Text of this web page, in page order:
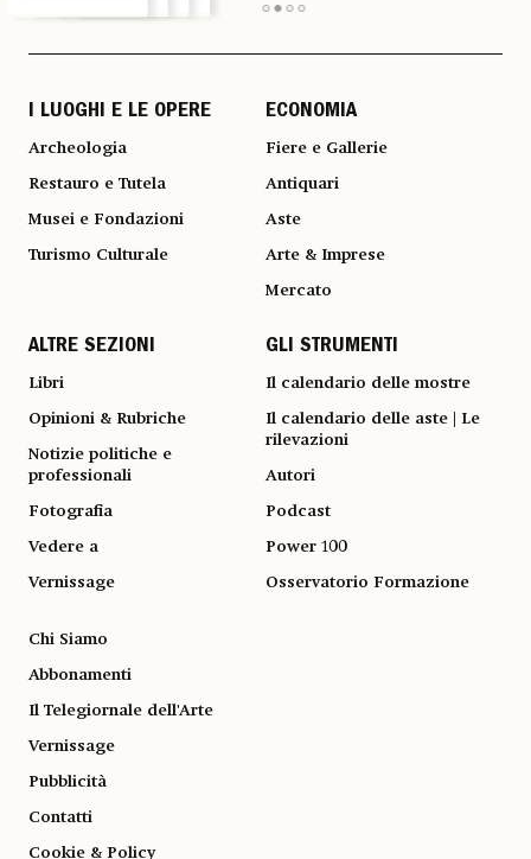
I LUOGHI E LE OPERE
Archeologia
Restauro e Tutela
Musei e Fondazioni
Turismo Culturale
ECONOMIA
Fiere e Gallerie
Antiquari
Aste
Arte & Imprese
Mercato
ALTRE SEZIONI
Libri
Opinioni & Rubriche
Notizie politiche e
professionali
Fotografia
Vedere a
Vernissage
GLI STRUMENTI
Il calendario delle mostre
Il calendario delle aste | Le
rilevazioni
Autori
Podcast
Power 100
Osservatorio Formazione
Chi Siamo
Abbonamenti
Il Telegiornale dell'Arte
Vernissage
Pubblicità
Contatti
Cookie & Policy